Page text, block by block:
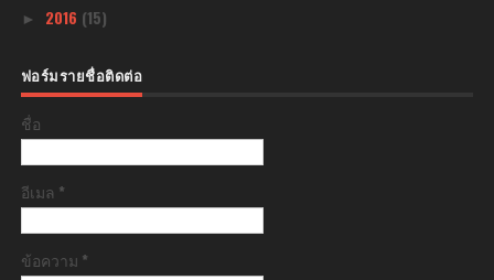
► 2016 (15)
ฟอร์มรายชื่อติดต่อ
ชื่อ
อีเมล *
ข้อความ *